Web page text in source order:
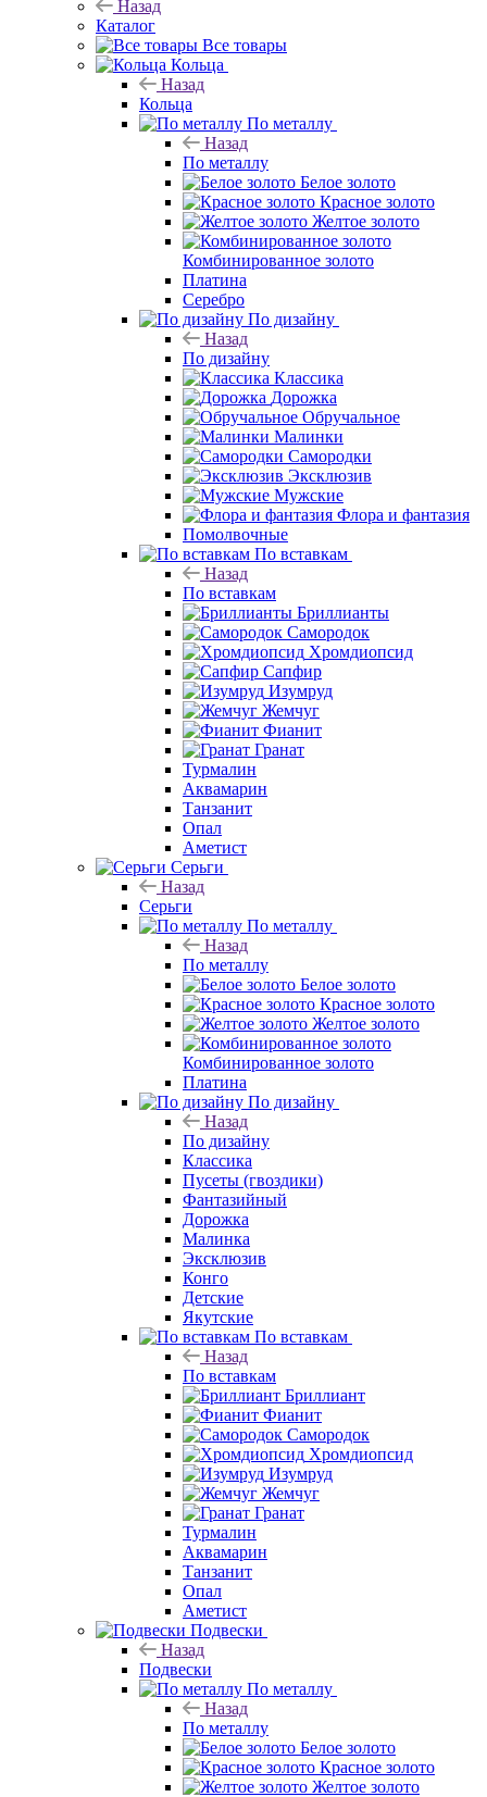
Назад
Каталог
Все товары
Кольца
Назад
Кольца
По металлу
Назад
По металлу
Белое золото
Красное золото
Желтое золото
Комбинированное золото
Платина
Серебро
По дизайну
Назад
По дизайну
Классика
Дорожка
Обручальное
Малинки
Самородки
Эксклюзив
Мужские
Флора и фантазия
Помолвочные
По вставкам
Назад
По вставкам
Бриллианты
Самородок
Хромдиопсид
Сапфир
Изумруд
Жемчуг
Фианит
Гранат
Турмалин
Аквамарин
Танзанит
Опал
Аметист
Серьги
Назад
Серьги
По металлу
Назад
По металлу
Белое золото
Красное золото
Желтое золото
Комбинированное золото
Платина
По дизайну
Назад
По дизайну
Классика
Пусеты (гвоздики)
Фантазийный
Дорожка
Малинка
Эксклюзив
Конго
Детские
Якутские
По вставкам
Назад
По вставкам
Бриллиант
Фианит
Самородок
Хромдиопсид
Изумруд
Жемчуг
Гранат
Турмалин
Аквамарин
Танзанит
Опал
Аметист
Подвески
Назад
Подвески
По металлу
Назад
По металлу
Белое золото
Красное золото
Желтое золото